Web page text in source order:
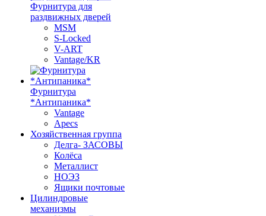
Фурнитура для
раздвижных дверей
MSM
S-Locked
V-ART
Vantage/KR
Фурнитура
*Антипаника*
Vantage
Apecs
Хозяйственная группа
Делга- ЗАСОВЫ
Колёса
Металлист
НОЭЗ
Ящики почтовые
Цилиндровые
механизмы